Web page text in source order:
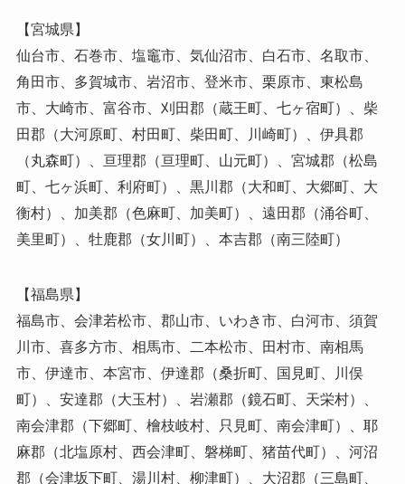
【宮城県】
仙台市、石巻市、塩竈市、気仙沼市、白石市、名取市、
角田市、多賀城市、岩沼市、登米市、栗原市、東松島
市、大崎市、富谷市、刈田郡（蔵王町、七ヶ宿町）、柴
田郡（大河原町、村田町、柴田町、川崎町）、伊具郡
（丸森町）、亘理郡（亘理町、山元町）、宮城郡（松島
町、七ヶ浜町、利府町）、黒川郡（大和町、大郷町、大
衡村）、加美郡（色麻町、加美町）、遠田郡（涌谷町、
美里町）、牡鹿郡（女川町）、本吉郡（南三陸町）
【福島県】
福島市、会津若松市、郡山市、いわき市、白河市、須賀
川市、喜多方市、相馬市、二本松市、田村市、南相馬
市、伊達市、本宮市、伊達郡（桑折町、国見町、川俣
町）、安達郡（大玉村）、岩瀬郡（鏡石町、天栄村）、
南会津郡（下郷町、檜枝岐村、只見町、南会津町）、耶
麻郡（北塩原村、西会津町、磐梯町、猪苗代町）、河沼
郡（会津坂下町、湯川村、柳津町）、大沼郡（三島町、